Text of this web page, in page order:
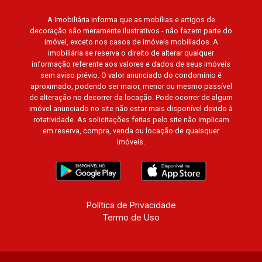
de Lisboa, Cidade de Madrid, Cidade de Viena,
Cidade de Barcelona, Cidade de Zurique,
L`Essence, Magna Vista, British Columbia, Dijon,
Jardim de Luxemburgo, Exklusiv Golf, Exklusiv
Essenz, Mirante CondoClub, Hydeperk, Urban,
Stuttgart, Mondrian, Bahamas, Monte Sinai,
Pennsylvania, Villa Toscana, Sur Le Jardin,
Atlanta, Sapucaia, Van Gogh, Cenário, Parc Sul,
Alleanza D`Oro, Rodin, Candeias, Apiacás, Blend
Coliving, Una Caramuru, Quintessence, Liber
Condomínio Resort, Asas do Sul, Tapuias
Residencial, Manhattan, Lumiere, Civitas,
Cedro, Dinamarca, Portes du Soleil, Solo,
Cambuí, Philadelphia, Victória Hill, San Pierre,
A Imobiliária informa que as mobílias e artigos de
decoração são meramente ilustrativos - não fazem parte do
imóvel, exceto nos casos de imóveis mobiliados. A
imobiliária se reserva o direito de alterar qualquer
informação referente aos valores e dados de seus imóveis
sem aviso prévio. O valor anunciado do condomínio é
aproximado, podendo ser maior, menor ou mesmo passível
de alteração no decorrer da locação. Pode ocorrer de algum
imóvel anunciado no site não estar mais disponível devido à
rotatividade. As solicitações feitas pelo site não implicam
em reserva, compra, venda ou locação de quaisquer
imóveis.
Política de Privacidade
Termo de Uso